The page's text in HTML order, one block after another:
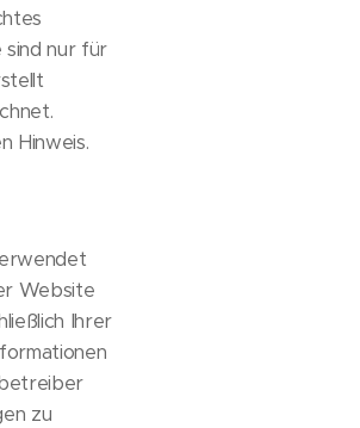
sind nur für
Hinweis.
Website
Ihrer
zu